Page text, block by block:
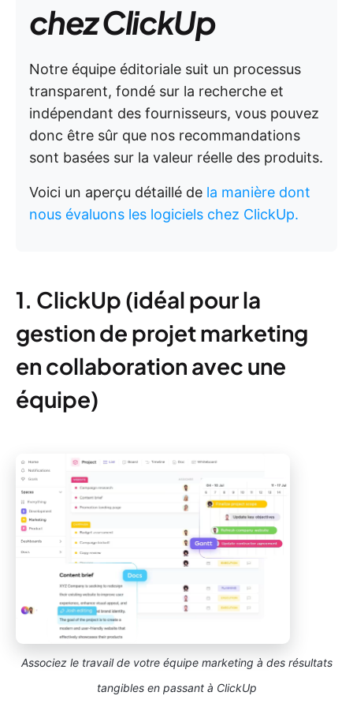
chez ClickUp
Notre équipe éditoriale suit un processus
transparent, fondé sur la recherche et
indépendant des fournisseurs, vous pouvez
donc être sûr que nos recommandations
sont basées sur la valeur réelle des produits.
Voici un aperçu détaillé de la manière dont
nous évaluons les logiciels chez ClickUp.
1. ClickUp (idéal pour la
gestion de projet marketing
en collaboration avec une
équipe)
Associez le travail de votre équipe marketing à des résultats
tangibles en passant à ClickUp